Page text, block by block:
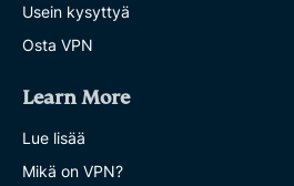
Usein kysyttyä
Osta VPN
Learn More
Lue lisää
Mikä on VPN?